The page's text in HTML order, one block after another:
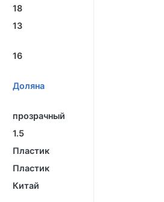
18
13
16
Доляна
прозрачный
1.5
Пластик
Пластик
Китай